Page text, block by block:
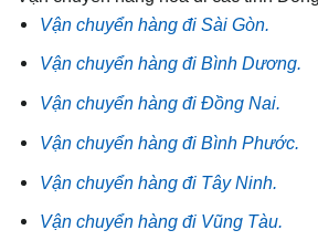
Vận chuyển hàng đi Sài Gòn.
Vận chuyển hàng đi Bình Dương.
Vận chuyển hàng đi Đồng Nai.
Vận chuyển hàng đi Bình Phước.
Vận chuyển hàng đi Tây Ninh.
Vận chuyển hàng đi Vũng Tàu.